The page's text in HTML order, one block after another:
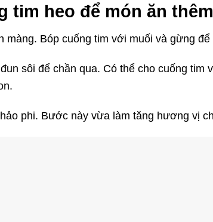
tim heo để món ăn
màng. Bóp cuống tim với muối và gừng
sôi để chần qua. Có thể cho cuống
phi. Bước này vừa làm tăng hương vị